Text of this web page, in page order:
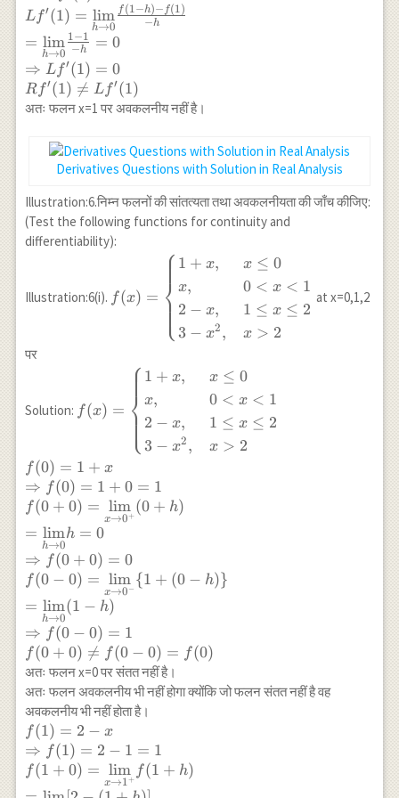
=\underset{h \to 0}
{\lim}\frac{2+2h-1-
1}{h}\\
=\underset{h \to 0}
{\lim}\frac{2h}{h}\\
\Rightarrow Rf'(1)=2
\to 0}{\lim}\frac{f(1-
h)-f(1)}{-h}
\\=\underset{h \to
0}{\lim}\frac{1-1}{-
h}=0\\ \Rightarrow
Lf'(1)=0 \\ Rf'(1)
Lf′(1) =
h→0
lim −h
f (1 −h)− f(1 )
=
h→0
lim −h
1−1 = 0
⇒ Lf′(1) = 0
Rf′(1) 
= Lf′(1)
अतः फलन x=1 पर अवकलनीय नहीं है।
Derivatives Questions with Solution in Real Analysis
Illustration:6.निम्न फलनों की सांतत्यता तथा अवकलनीयता की जाँच कीजिए:
(Test the following functions for continuity and
differentiability):
Illustration:6(i). 1+x,& x\leq
0\\ x,& 0< x
< 1\\ 2-x, &
3-x^2,& x >2
f(x) =
⎩
⎨
⎧ 1 + x,
x,
2 − x,
3 − x2 ,
x ≤ 0
0 < x < 1
1 ≤ x ≤ 2
x > 2
at x=0,1,2
पर
Solution:
f(x)= \begin{cases}
x,& 0< x < 1\\ 2-x,
& 1\leq x\le2\\ 3-
x^2,& x >2
\end{cases} \\
f(0)=1+x \\
\Rightarrow
f(0)=1+0=1\\
f(0+0)=\underset{x
\to 0^{+}}{\lim}
(0+h)\\
=\underset{h \to
0}{\lim}h=0 \\
\Rightarrow
f(0+0)=0\\ f(0-
0)=\underset{x \to
0^{-}}{\lim}\{1+
(0-h)\}\\
=\underset{h \to
0}{\lim}(1-h) \\
\Rightarrow f(0-
0)=1\\ f(0+0)\neq
f(x) =
⎩
⎨
⎧ 1 + x,
x,
2 − x,
3 − x2 ,
x ≤ 0
0 < x < 1
1 ≤ x ≤ 2
x > 2
f(0) = 1 + x
⇒ f(0) = 1 + 0 = 1
f(0 + 0) =
x→0+
lim (0 + h)
=
h→0
limh = 0
⇒ f(0 + 0) = 0
f(0 − 0) =
x→0 −
lim {1 + (0 − h)}
=
h→0
lim(1 − h)
⇒ f(0 − 0) = 1
f(0 + 0) 
= f(0 − 0) = f(0)
अतः फलन x=0 पर संतत नहीं है।
अतः फलन अवकलनीय भी नहीं होगा क्योंकि जो फलन संतत नहीं है वह
अवकलनीय भी नहीं होता है।
f(1)=2-x \\
\Rightarrow f(1)=2-
1=1\\
f(1+0)=\underset{x
f(1) = 2 − x
⇒ f(1) = 2 − 1 = 1
f(1 + 0) =
x→1+
lim f(1 + h)